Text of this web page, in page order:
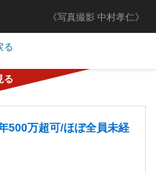
《写真撮影 中村孝仁》
る
500万超可/ほぼ全員未経